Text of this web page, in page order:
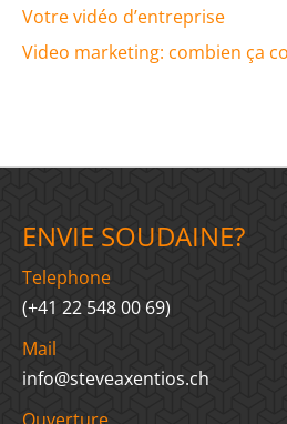
Votre vidéo d’entreprise
Video marketing: combien ça
ENVIE SOUDAINE?
Telephone
(+41 22 548 00 69)
Mail
info@steveaxentios.ch